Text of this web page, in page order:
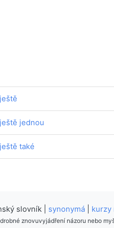
ještě
ještě jednou
ještě také
slovník | synonymá kurzy
znovuvyjádření názoru nebo